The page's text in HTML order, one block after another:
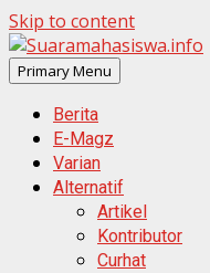
Skip to content
Primary Menu
Berita
E-Magz
Varian
Alternatif
Artikel
Kontributor
Curhat